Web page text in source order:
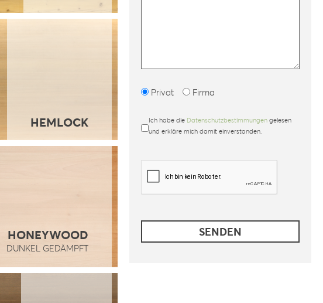
HEMLOCK
HONEYWOOD
DUNKEL GEDÄMPFT
Privat Firma
Ich habe die Datenschutzbestimmungen gelesen
und erkläre mich damit einverstanden.